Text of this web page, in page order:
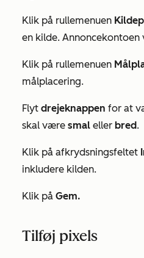
Klik på rullemenuen
en kilde. Annoncekontoen
Klik på rullemenuen
målplacering.
Flyt drejeknappen for at
skal være smal eller bred.
Klik på afkrydsningsfeltet
inkludere kilden.
Klik på Gem.
Tilføj pixels